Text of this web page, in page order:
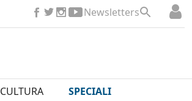
Newsletters
CULTURA SPECIALI